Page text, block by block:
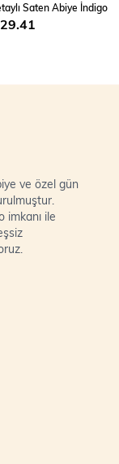
Saten Abiye İndigo
ve özel gün
imkanı ile